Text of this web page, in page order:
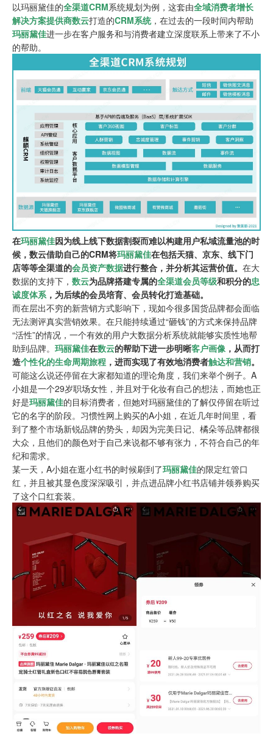
以玛丽黛佳的全渠道CRM系统规划为例，这套由全域消费者增长
解决方案提供商数云打造的CRM系统，在过去的一段时间内帮助
玛丽黛佳进一步在客户服务和与消费者建立深度联系上带来了不小
的帮助。
在玛丽黛佳因为线上线下数据割裂而难以构建用户私域流量池的时
候，数云借助自己的CRM将玛丽黛佳在包括天猫、京东、线下门
店等等全渠道的会员资产数据进行整合，并分析其运营价值。 在大
数据的支持下， 数云为品牌搭建专属的全渠道会员等级和积分的忠
诚度体系 ，为后续的会员培育、会员转化打造基础。
而在层出不穷的新营销方式影响下，现如今很多国货品牌都会面临
无法测评真实营销效果。在只能持续通过“砸钱”的方式来保持品牌
“活性”的情况，一个有效的用户大数据分析系统就能够实质性地帮
助到品牌。 玛丽黛佳在数云的帮助下进一步明晰客户画像 ，从而打
造个性化的生命周期旅程 ，进而实现了有效地消费者触达和营销。
可能这么说还停留在大家都知道的理论角度，我们来举个例子。A
小姐是一个29岁职场女性，并且对于化妆有自己的想法，而她也正
好是玛丽黛佳的目标消费者，但她对玛丽黛佳的了解仅停留在听过
它的名字的阶段。习惯性网上购买的A小姐，在近几年时间里，看
到了整个市场新锐品牌的势头，却因为完美日记、橘朵等品牌都很
大众，且他们的颜色对于自己来说都不够有张力，不符合自己的年
纪和需求。
某一天，A小姐在逛小红书的时候刷到了玛丽黛佳的限定红管口
红，并且被其显色度深深吸引，并点进品牌小红书店铺并领券购买
了这个口红套装。